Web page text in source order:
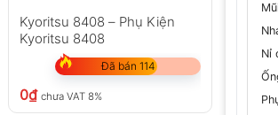
Nỉ
Kyoritsu 8408 – Phụ Kiện
Kyoritsu 8408
Đã bán 114
0₫ chưa VAT 8%